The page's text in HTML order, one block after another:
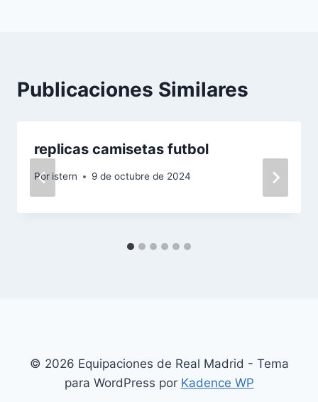
Publicaciones Similares
replicas camisetas futbol
Por istern 9 de octubre de 2024
© 2026 Equipaciones de Real Madrid - Tema
para WordPress por Kadence WP